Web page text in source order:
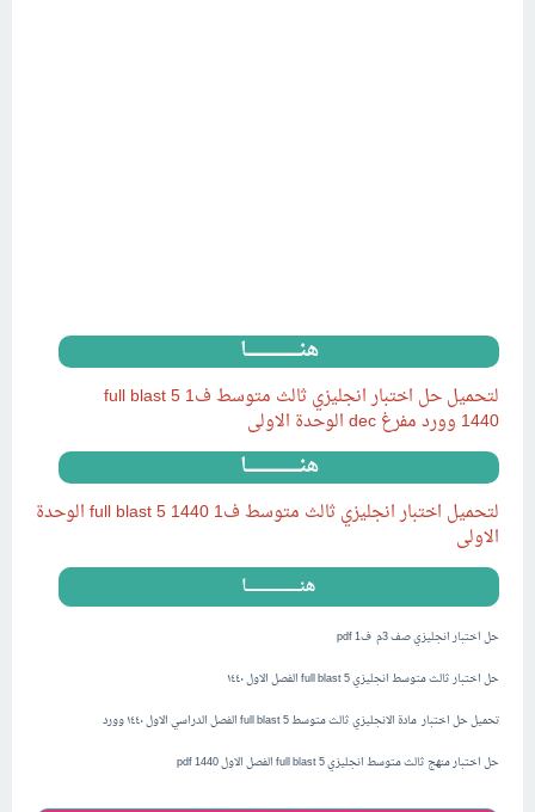
هنــــــــــــــــــــــا
لتحميل حل اختبار انجليزي ثالث متوسط ف1 full blast 5
1440 وورد مفرغ dec الوحدة الاولى
هنــــــــــــــــــــــا
لتحميل اختبار انجليزي ثالث متوسط ف1 full blast 5 1440 الوحدة
الاولى
هنــــــــــــــــــــــا
حل اختبار انجليزي صف 3م ف1 pdf
حل اختبار ثالث متوسط انجليزي full blast 5 الفصل الاول ١٤٤٠
تحميل حل اختبار مادة الانجليزي ثالث متوسط full blast 5 الفصل الدراسي الاول ١٤٤٠ وورد
حل اختبار منهج ثالث متوسط انجليزي full blast 5 الفصل الاول 1440 pdf